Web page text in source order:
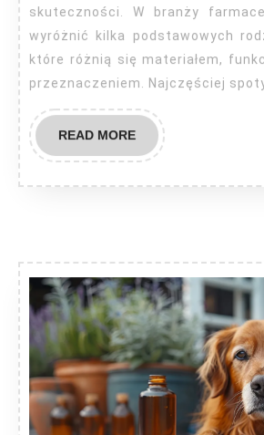
skuteczności. W branży
wyróżnić kilka podstawowych
które różnią się materiałem,
przeznaczeniem. Najczęściej
READ MOREREAD
MORE